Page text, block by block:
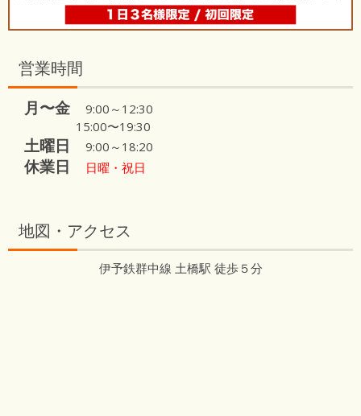
営業時間
月〜金 9:00～12:30
15:00〜19:30
土曜日 9:00～18:20
休業日 日曜・祝日
地図・アクセス
伊予鉄群中線 土橋駅 徒歩５分